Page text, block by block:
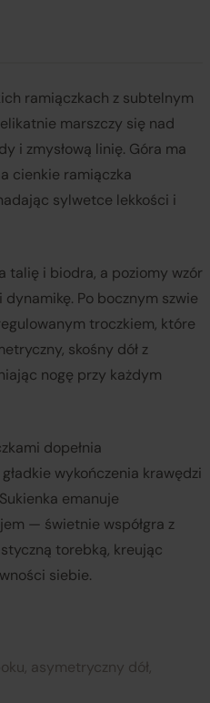
ramiączkach z subtelnym
marszczy się nad
i zmysłową linię. Góra ma
cienkie ramiączka
sylwetce lekkości i
talię i biodra, a poziomy wzór
Po bocznym szwie
troczkiem, które
skośny dół z
nogę przy każdym
dopełnia
wykończenia krawędzi
emanuje
— świetnie współgra z
torebką, kreując
siebie.
asymetryczny dół,